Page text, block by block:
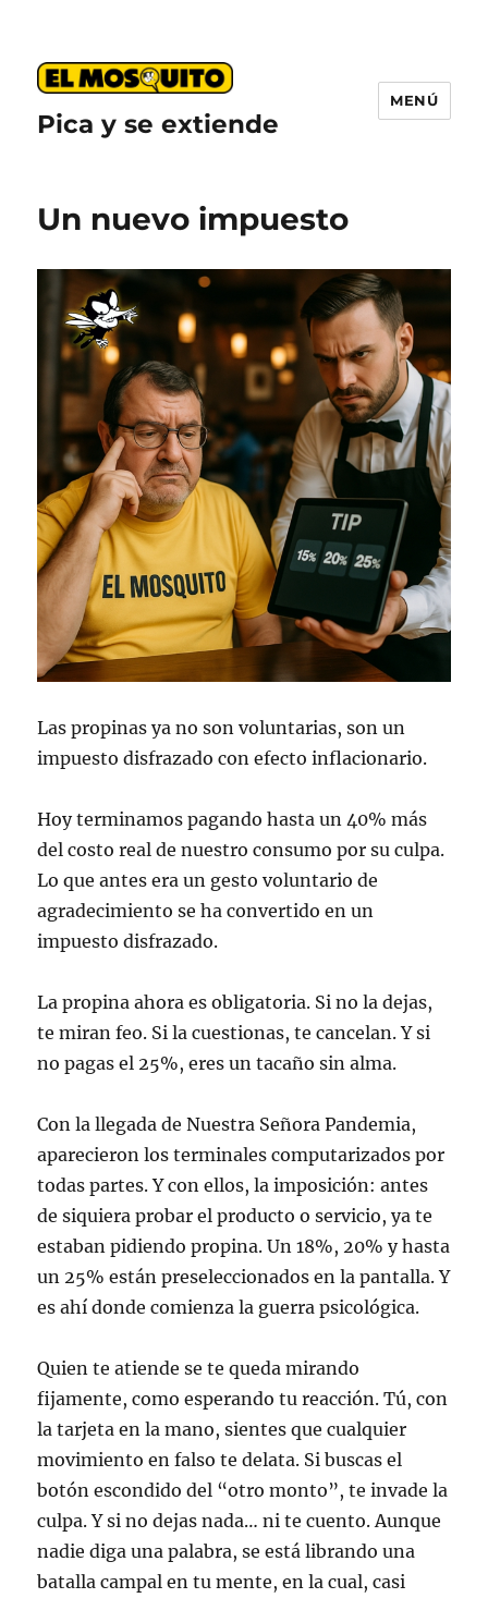
Pica y se extiende
MENÚ
Un nuevo impuesto
Las propinas ya no son voluntarias, son un
impuesto disfrazado con efecto inflacionario.
Hoy terminamos pagando hasta un 40% más
del costo real de nuestro consumo por su culpa.
Lo que antes era un gesto voluntario de
agradecimiento se ha convertido en un
impuesto disfrazado.
La propina ahora es obligatoria. Si no la dejas,
te miran feo. Si la cuestionas, te cancelan. Y si
no pagas el 25%, eres un tacaño sin alma.
Con la llegada de Nuestra Señora Pandemia,
aparecieron los terminales computarizados por
todas partes. Y con ellos, la imposición: antes
de siquiera probar el producto o servicio, ya te
estaban pidiendo propina. Un 18%, 20% y hasta
un 25% están preseleccionados en la pantalla. Y
es ahí donde comienza la guerra psicológica.
Quien te atiende se te queda mirando
fijamente, como esperando tu reacción. Tú, con
la tarjeta en la mano, sientes que cualquier
movimiento en falso te delata. Si buscas el
botón escondido del “otro monto”, te invade la
culpa. Y si no dejas nada… ni te cuento. Aunque
nadie diga una palabra, se está librando una
batalla campal en tu mente, en la cual, casi